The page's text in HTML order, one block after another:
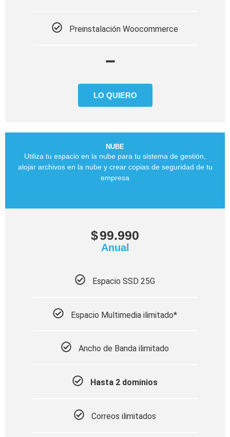
Preinstalación Woocommerce
LO QUIERO
NUBE
Utiliza tu espacio en la nube para tu sistema de gestión,
alojar archivos en la nube y crear copias de seguridad de tu
empresa
$99.990
Anual
Espacio SSD 25G
Espacio Multimedia ilimitado*
Ancho de Banda ilimitado
Hasta 2 dominios
Correos ilimitados